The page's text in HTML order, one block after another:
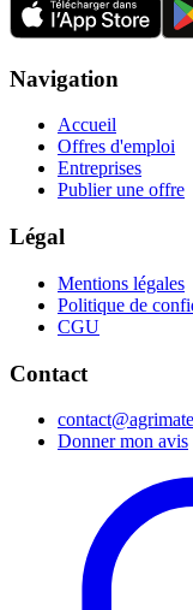
Navigation
Accueil
Offres d'emploi
Entreprises
Publier une offre
Légal
Mentions légales
Politique de
CGU
Contact
Donner mon avis